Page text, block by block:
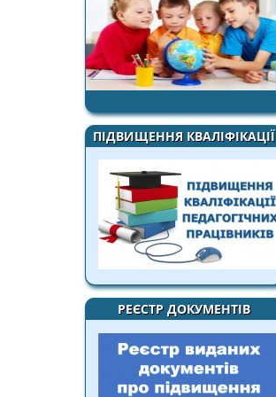
ПІДВИЩЕННЯ КВАЛІФІКАЦІЇ
РЕЄСТР ДОКУМЕНТІВ